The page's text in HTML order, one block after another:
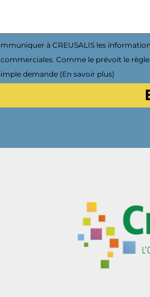
à CREUSALIS les
commerciales. Comme le prévoit le
demande (En savoir plus)